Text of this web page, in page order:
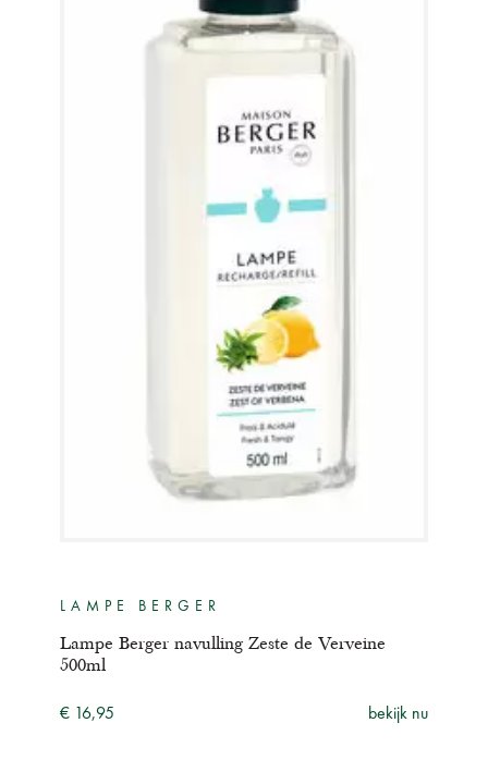
LAMPE BERGER
Lampe Berger navulling Zeste de Verveine
500ml
€ 16,95 bekijk nu